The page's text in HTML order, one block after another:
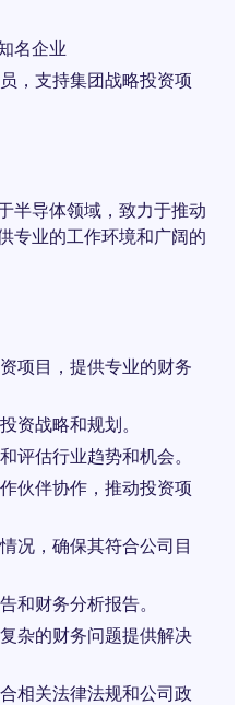
名企业
，支持集团战略投资项
半导体领域，致力于推动
专业的工作环境和广阔的
项目，提供专业的财务
资战略和规划。
评估行业趋势和机会。
伙伴协作，推动投资项
况，确保其符合公司目
和财务分析报告。
杂的财务问题提供解决
相关法律法规和公司政